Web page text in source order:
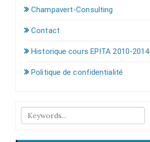
Champavert-Consulting
Contact
Historique cours EPITA 2010-2014
Politique de confidentialité